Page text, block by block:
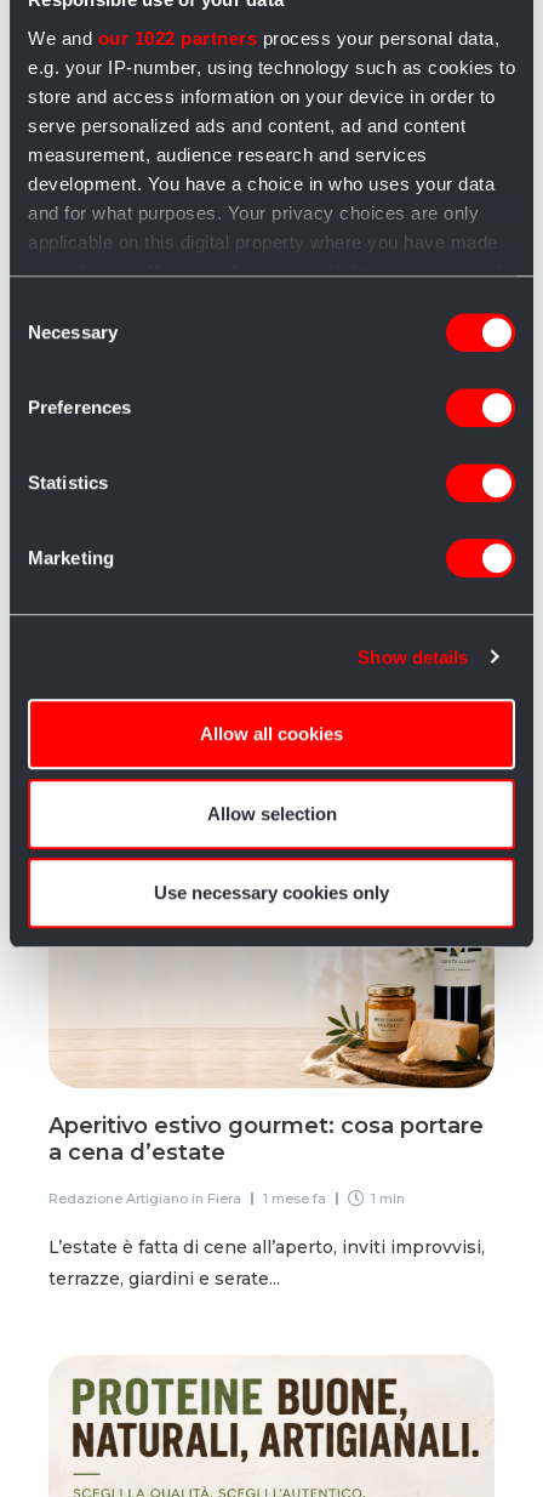
We and our 1022 partners process your personal data,
e.g. your IP-number, using technology such as cookies to
store and access information on your device in order to
serve personalized ads and content, ad and content
measurement, audience research and services
development. You have a choice in who uses your data
and for what purposes. Your privacy choices are only
applicable on this digital property where you have made
your choices. You can change or withdraw your consent
the Privacy trigger icon.
Collect information about your geographical
meters
Identify your device by actively scanning it for
Find out more about how your personal data is processed
We use cookies to personalise content and ads, to
our social media, advertising and analytics partners who
may combine it with other information that you’ve
provided to them or that they’ve collected from your use
Selection
Necessary
Preferences
Statistics
Marketing
Show details
Allow all cookies
Allow selection
Use necessary cookies only
Ceci BIO, 500g
Ceci da agricoltura biologica coltivati a
Prezzo € 6,00
Articoli correlati
Aperitivo estivo gourmet: cosa portare
a cena d’estate
Redazione Artigiano in Fiera 1 mese fa 1 min
L’estate è fatta di cene all’aperto, inviti improvvisi,
terrazze, giardini e serate...